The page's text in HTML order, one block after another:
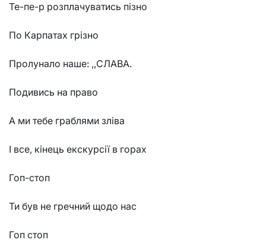
Те-пе-р розплачуватись пізно
По Карпатах грізно
Пролунало наше: ,,СЛАВА.
Подивись на право
А ми тебе граблями зліва
І все, кінець екскурсії в горах
Гоп-стоп
Ти був не гречний щодо нас
Гоп стоп